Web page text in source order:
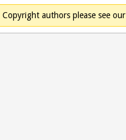
Copyright authors please see our